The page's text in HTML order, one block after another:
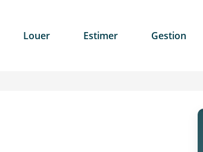
Louer Estimer Gestion